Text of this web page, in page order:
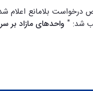
دانشگاه در خصوص درخواست